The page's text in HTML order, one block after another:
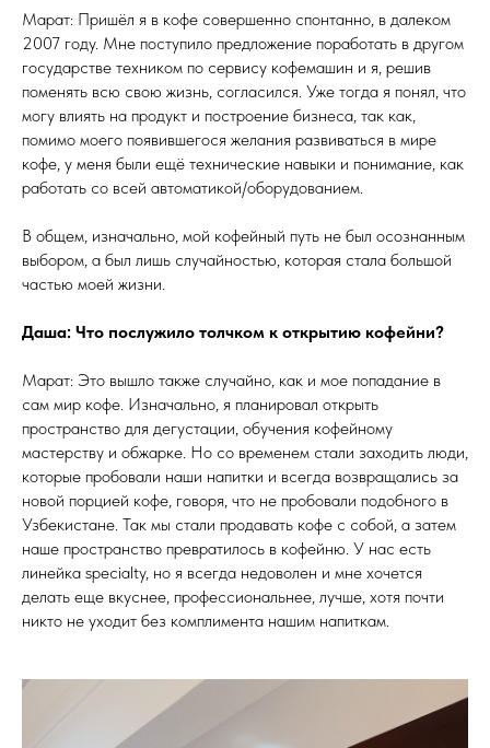
Марат: Пришёл я в кофе совершенно спонтанно, в далеком
2007 году. Мне поступило предложение поработать в другом
государстве техником по сервису кофемашин и я, решив
поменять всю свою жизнь, согласился. Уже тогда я понял, что
могу влиять на продукт и построение бизнеса, так как,
помимо моего появившегося желания развиваться в мире
кофе, у меня были ещё технические навыки и понимание, как
работать со всей автоматикой/оборудованием.
В общем, изначально, мой кофейный путь не был осознанным
выбором, а был лишь случайностью, которая стала большой
частью моей жизни.
Даша: Что послужило толчком к открытию кофейни?
Марат: Это вышло также случайно, как и мое попадание в
сам мир кофе. Изначально, я планировал открыть
пространство для дегустации, обучения кофейному
мастерству и обжарке. Но со временем стали заходить люди,
которые пробовали наши напитки и всегда возвращались за
новой порцией кофе, говоря, что не пробовали подобного в
Узбекистане. Так мы стали продавать кофе с собой, а затем
наше пространство превратилось в кофейню. У нас есть
линейка specialty, но я всегда недоволен и мне хочется
делать еще вкуснее, профессиональнее, лучше, хотя почти
никто не уходит без комплимента нашим напиткам.